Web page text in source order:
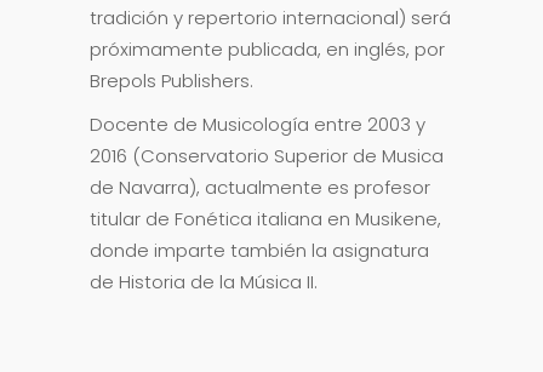
tradición y repertorio internacional) será
próximamente publicada, en inglés, por
Brepols Publishers.
Docente de Musicología entre 2003 y
2016 (Conservatorio Superior de Musica
de Navarra), actualmente es profesor
titular de Fonética italiana en Musikene,
donde imparte también la asignatura
de Historia de la Música II.